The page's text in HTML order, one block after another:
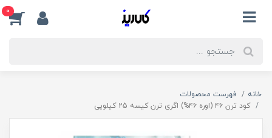
0
خانه
فهرست محصولات
کود ترن ۴۶ (اوره ۴۶%) اگری ترن کیسه 25 کیلویی